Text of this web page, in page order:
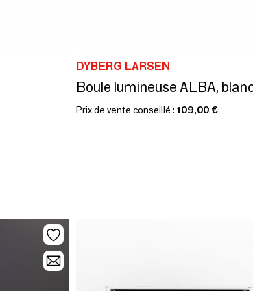
DYBERG LARSEN
Prix de vente conseillé : 109,00 €